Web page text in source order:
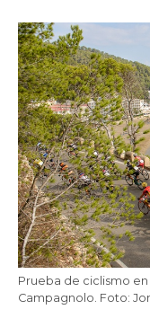
Prueba de ciclismo
Campagnolo. Foto: